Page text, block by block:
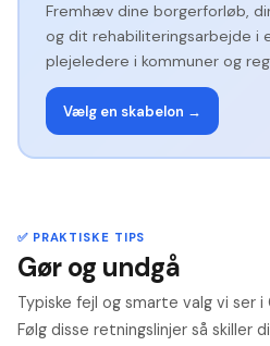
Fremhæv dine borgerforløb,
og dit rehabiliteringsarbejde i
plejeledere i kommuner og
Vælg en skabelon →
✅ PRAKTISKE TIPS
Gør og undgå
Typiske fejl og smarte valg vi ser
Følg disse retningslinjer så skiller